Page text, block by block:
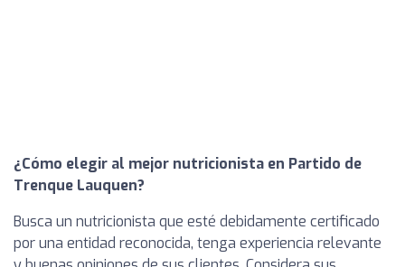
¿Cómo elegir al mejor nutricionista en Partido de
Trenque Lauquen?
Busca un nutricionista que esté debidamente certificado
por una entidad reconocida, tenga experiencia relevante